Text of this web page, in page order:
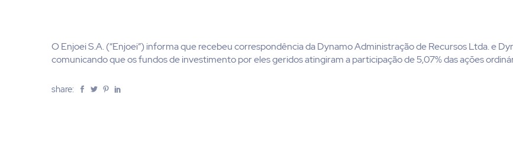
O Enjoei S.A. (“Enjoei”) informa que recebeu correspondência da Dynamo Administração de Recursos Ltda. e
comunicando que os fundos de investimento por eles geridos atingiram a participação de 5,07% das ações
share: